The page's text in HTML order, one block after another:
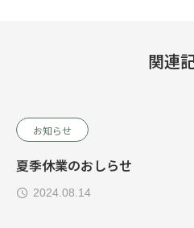
関連
お知らせ
夏季休業のおしらせ
2024.08.14